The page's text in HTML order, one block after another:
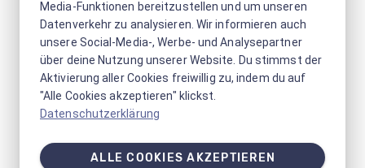
Media-Funktionen bereitzustellen und um unseren
Datenverkehr zu analysieren. Wir informieren auch
unsere Social-Media-, Werbe- und Analysepartner
über deine Nutzung unserer Website. Du stimmst der
Aktivierung aller Cookies freiwillig zu, indem du auf
"Alle Cookies akzeptieren" klickst.
Datenschutzerklärung
ALLE COOKIES AKZEPTIEREN